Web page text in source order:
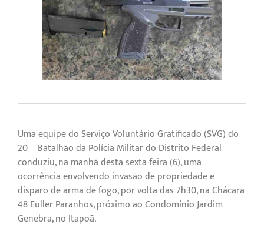
Uma equipe do Serviço Voluntário Gratificado (SVG) do
20º Batalhão da Polícia Militar do Distrito Federal
conduziu, na manhã desta sexta-feira (6), uma
ocorrência envolvendo invasão de propriedade e
disparo de arma de fogo, por volta das 7h30, na Chácara
48 Euller Paranhos, próximo ao Condomínio Jardim
Genebra, no Itapoã.